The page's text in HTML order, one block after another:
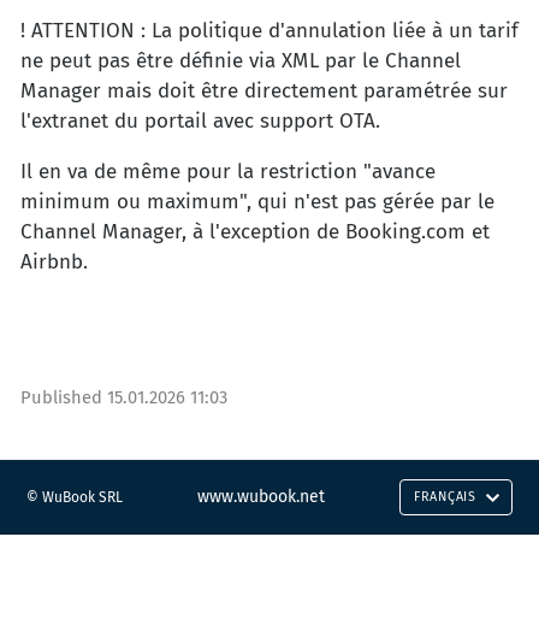
! ATTENTION : La politique d'annulation liée à un tarif
ne peut pas être définie via XML par le Channel
Manager mais doit être directement paramétrée sur
l'extranet du portail avec support OTA.
Il en va de même pour la restriction "avance
minimum ou maximum", qui n'est pas gérée par le
Channel Manager, à l'exception de Booking.com et
Airbnb.
Published 15.01.2026 11:03
© WuBook SRL www.wubook.net FRANÇAIS